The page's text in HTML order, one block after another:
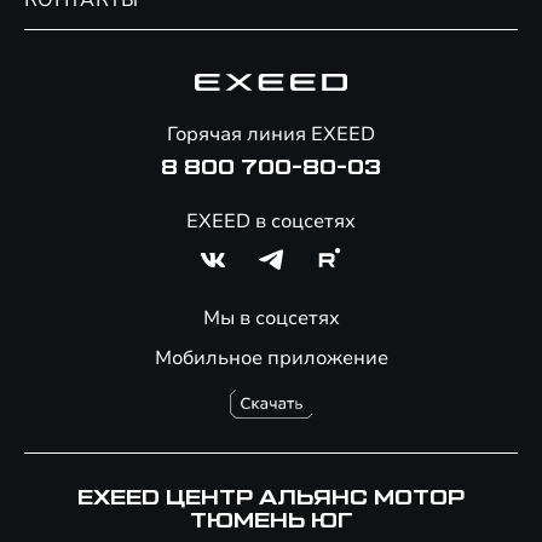
Помощь на дорогах
Мобильное приложение
Горячая линия EXEED
8 800 700-80-03
EXEED в соцсетях
Мы в соцсетях
EXEED ЦЕНТР АЛЬЯНС МОТОР
ТЮМЕНЬ ЮГ